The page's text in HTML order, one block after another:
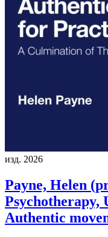
изд. 2026
Payne, Helen
Authentic